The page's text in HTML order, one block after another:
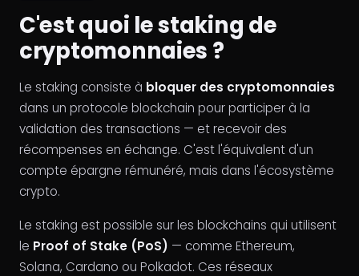
C'est quoi le staking de
cryptomonnaies ?
Le staking consiste à bloquer des cryptomonnaies
dans un protocole blockchain pour participer à la
validation des transactions — et recevoir des
récompenses en échange. C'est l'équivalent d'un
compte épargne rémunéré, mais dans l'écosystème
crypto.
Le staking est possible sur les blockchains qui utilisent
le Proof of Stake (PoS) — comme Ethereum,
Solana, Cardano ou Polkadot. Ces réseaux